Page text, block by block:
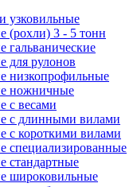
узковильные
(рохли) 3 - 5 тонн
гальванические
для рулонов
низкопрофильные
ножничные
с весами
с длинными вилами
с короткими вилами
специализированные
стандартные
широковильные